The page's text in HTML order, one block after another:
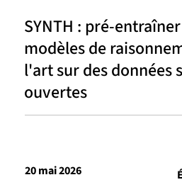
SYNTH : pré-
modèles de
l'art sur des données
ouvertes
20 mai 2026